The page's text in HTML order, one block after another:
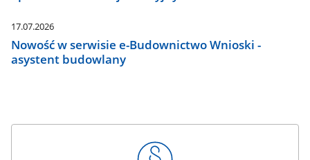
17.07.2026
Nowość w serwisie e-Budownictwo Wnioski -
asystent budowlany